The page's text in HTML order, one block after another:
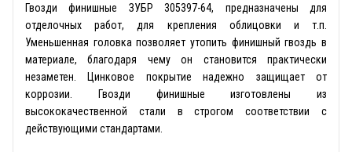
Гвозди финишные ЗУБР 305397-64, предназначены для
отделочных работ, для крепления облицовки и т.п.
Уменьшенная головка позволяет утопить финишный гвоздь в
материале, благодаря чему он становится практически
незаметен. Цинковое покрытие надежно защищает от
коррозии. Гвозди финишные изготовлены из
высококачественной стали в строгом соответствии с
действующими стандартами.